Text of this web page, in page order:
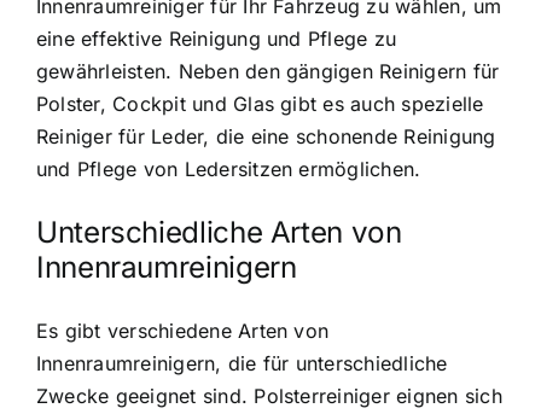
Innenraumreiniger für Ihr Fahrzeug zu wählen, um
eine effektive Reinigung und Pflege zu
gewährleisten. Neben den gängigen Reinigern für
Polster, Cockpit und Glas gibt es auch spezielle
Reiniger für Leder, die eine schonende Reinigung
und Pflege von Ledersitzen ermöglichen.
Unterschiedliche Arten von
Innenraumreinigern
Es gibt verschiedene Arten von
Innenraumreinigern, die für unterschiedliche
Zwecke geeignet sind. Polsterreiniger eignen sich